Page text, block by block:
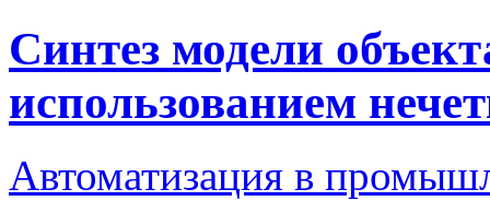
Синтез модели
использованием
Автоматизация в